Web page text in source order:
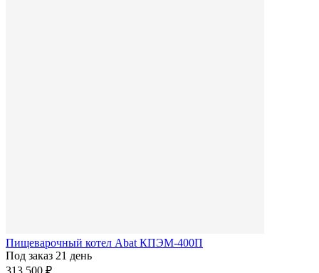
Пищеварочный котел Abat КПЭМ-400П
Под заказ 21 день
313 500 ₽